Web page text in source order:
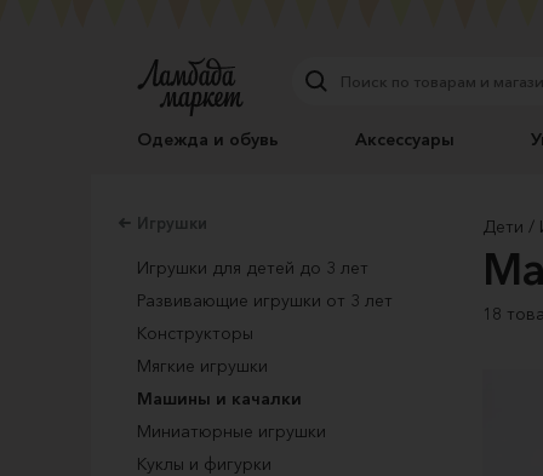
Одежда и обувь Аксессуары
Игрушки
Игрушки для детей до 3 лет
Развивающие игрушки от 3 лет
Конструкторы
Мягкие игрушки
Машины и качалки
Миниатюрные игрушки
Куклы и фигурки
Дети
18